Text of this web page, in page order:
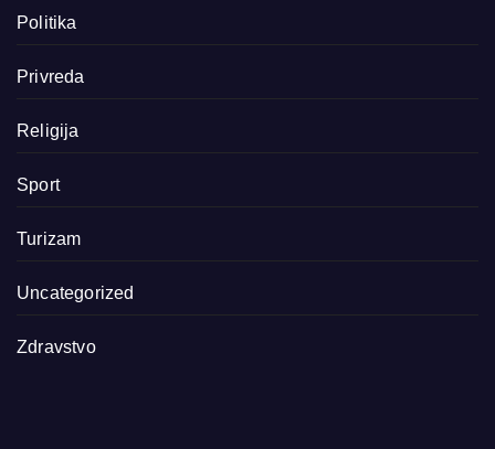
Politika
Privreda
Religija
Sport
Turizam
Uncategorized
Zdravstvo